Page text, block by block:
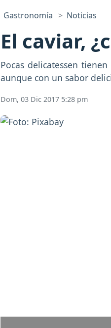
Gastronomía Noticias
El caviar,
Pocas delicatessen
aunque con un sabor
Dom, 03 Dic 2017 5:28 pm